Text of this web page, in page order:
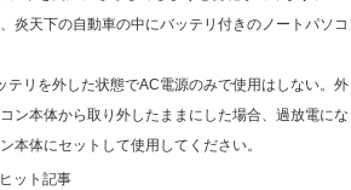
炎天下の自動車の中にバッテリ付きのノートパソ
テリを外した状態でAC電源のみで使用はしない。
ン本体から取り外したままにした場合、過放電に
本体にセットして使用してください。
ット記事